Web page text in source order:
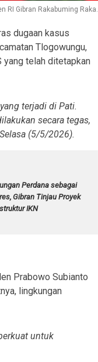
RI Gibran Rakabuming Raka.
dugaan kasus
Tlogowungu,
telah ditetapkan
terjadi di Pati.
secara tegas,
(5/5/2026).
Perdana sebagai
Gibran Tinjau Proyek
IKN
Prabowo Subianto
lingkungan
untuk